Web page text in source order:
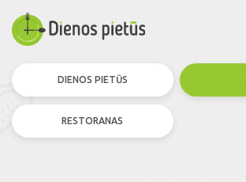
DIENOS PIETŪS
RESTORANAS